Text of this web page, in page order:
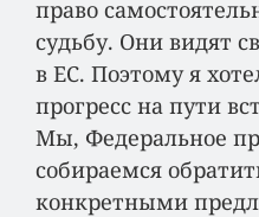
право
судьбу. Они видят
в ЕС. Поэтому я
прогресс на пути
Мы, Федеральное
собираемся
конкретными